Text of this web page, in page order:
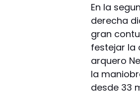
En la
derecha
gran
festejar la
arquero
la
desde 33